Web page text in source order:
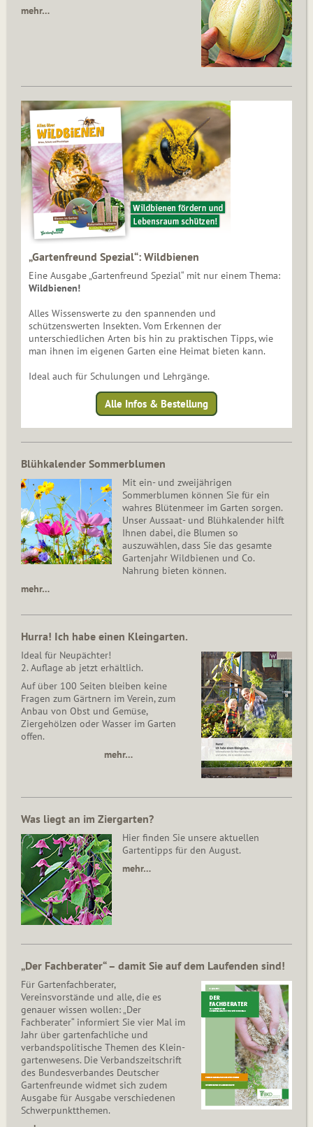
mehr…
„Gartenfreund Spezial“: Wildbienen
Eine Ausgabe „Gartenfreund Spezial“ mit nur einem Thema:
Wildbienen!
Alles Wissenswerte zu den spannenden und
schützenswerten Insekten. Vom Erkennen der
unterschiedlichen Arten bis hin zu praktischen Tipps, wie
man ihnen im eigenen Garten eine Heimat bieten kann.
Ideal auch für Schulungen und Lehrgänge.
Alle Infos & Bestellung
Blühkalender Sommerblumen
Mit ein- und zweijährigen
Sommerblumen können Sie für ein
wahres Blütenmeer im Garten sorgen.
Unser Aussaat- und Blühkalender hilft
Ihnen dabei, die Blumen so
auszuwählen, dass Sie das gesamte
Gartenjahr Wildbienen und Co.
Nahrung bieten können.
mehr…
Hurra! Ich habe einen Kleingarten.
Ideal für Neupächter!
2. Auflage ab jetzt erhältlich.
Auf über 100 Seiten bleiben keine
Fragen zum Gärtnern im Verein, zum
Anbau von Obst und Gemüse,
Ziergehölzen oder Wasser im Garten
offen.
mehr…
Was liegt an im Ziergarten?
Hier finden Sie unsere aktuellen
Gartentipps für den August.
mehr…
„Der Fachberater“ – damit Sie auf dem Laufenden sind!
Für Gartenfachberater,
Vereinsvorstände und alle, die es
genauer wissen wollen: „Der
Fachberater“ informiert Sie vier Mal im
Jahr über gartenfachliche und
verbandspolitische Themen des Klein­
gar­ten­wesens. Die Ver­bands­zeit­schrift
des Bun­des­ver­ban­des Deutscher
Gartenfreunde widmet sich zudem
Ausgabe für Ausgabe verschiedenen
Schwer­punkt­the­men.